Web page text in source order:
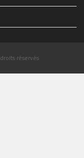
réservés